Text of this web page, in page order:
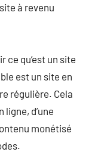
à revenu
ce qu’est un site
est un site en
régulière. Cela
d’une
monétisé